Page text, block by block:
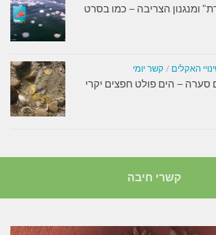
ומנגנון הצריבה – כמו בסרט
האקלים / קשר יומי
– הים פולט חפצים יקרי
קשרי חיבה